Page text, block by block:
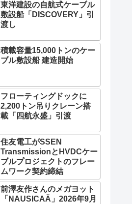
東洋建設の自航式ケーブル
敷設船「DISCOVERY」引
渡し
積載容量15,000トンのケー
ブル敷設船 建造開始
フローティングドックに
2,200トン吊りクレーン搭
載「四航永盛」引渡
住友電工がSSEN
TransmissionとHVDCケー
ブルプロジェクトのフレー
ムワーク契約締結
前澤友作さんのメガヨット
「NAUSICAÄ」2026年9月